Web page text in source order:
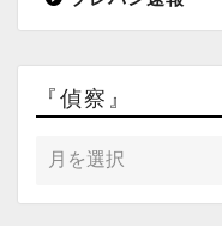
『偵察』